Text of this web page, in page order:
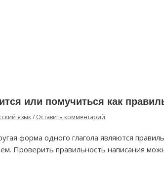
или помучиться как
язык/ Оставить комментарий
форма одного глагола являются
Проверить правильность написания